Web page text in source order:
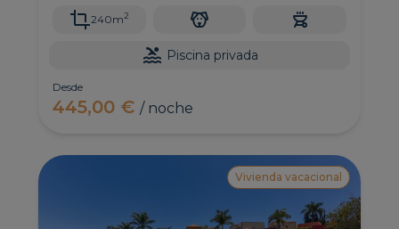
240m2
Piscina privada
Desde
445,00 €/ noche
Vivienda vacacional